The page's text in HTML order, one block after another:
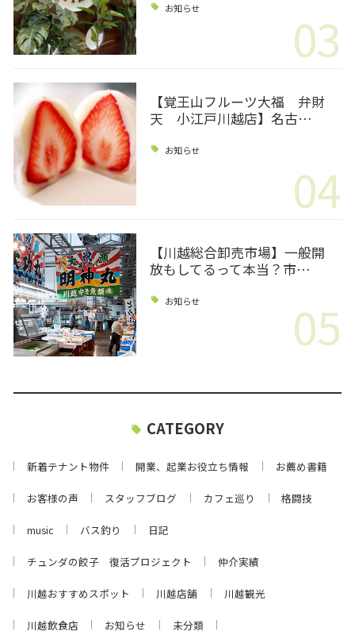
お知らせ 03
【覚王山フルーツ大福 弁財
天 小江戸川越店】名古…
お知らせ
04
【川越総合卸売市場】一般開
放もしてるって本当？市…
お知らせ 05
CATEGORY
新着テナント物件 開業、起業お役立ち情報 お薦め書籍
お客様の声 スタッフブログ カフェ巡り 格闘技
music バス釣り 日記
チュンダの餃子 復活プロジェクト 仲介実績
川越おすすめスポット 川越店舗 川越観光
川越飲食店 お知らせ 未分類